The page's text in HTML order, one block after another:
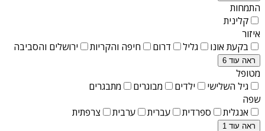
התמחות
קלינית
איזור
בקעת אונו
גליל דרום חיפה והקריות ירושלים והסביבה
ראה עוד 6
מטופל
גיל השלישי
ילדים מבוגרים
מתבגרים
שפה
אנגלית
ספרדית עברית ערבית צרפתית
ראה עוד 1